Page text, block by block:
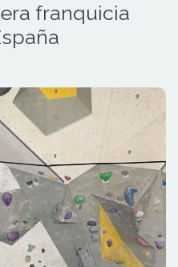
franquicia